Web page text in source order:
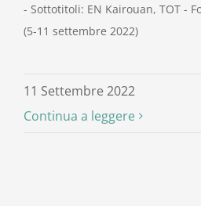
- Sottotitoli: EN Kairouan, TOT -
(5-11 settembre 2022)
11 Settembre 2022
Continua a leggere